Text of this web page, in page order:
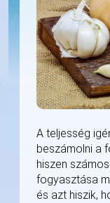
A teljesség
beszámolni a
hiszen
fogyasztása
és azt hiszik,